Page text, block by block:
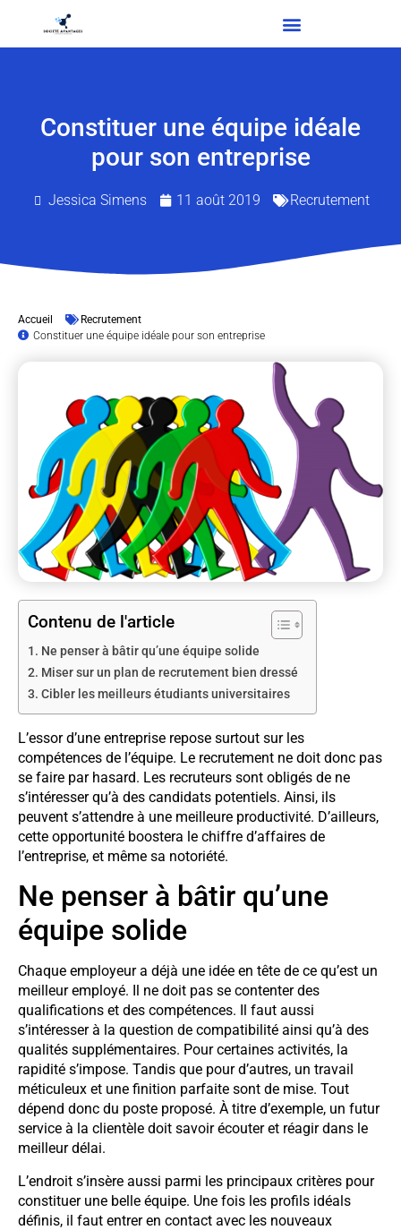
Constituer une équipe idéale
pour son entreprise
Jessica Simens 11 août 2019 Recrutement
Accueil
Recrutement
Constituer une équipe idéale pour son entreprise
Contenu de l'article
Ne penser à bâtir qu’une équipe solide
Miser sur un plan de recrutement bien dressé
Cibler les meilleurs étudiants universitaires
L’essor d’une entreprise repose surtout sur les
compétences de l’équipe. Le recrutement ne doit donc pas
se faire par hasard. Les recruteurs sont obligés de ne
s’intéresser qu’à des candidats potentiels. Ainsi, ils
peuvent s’attendre à une meilleure productivité. D’ailleurs,
cette opportunité boostera le chiffre d’affaires de
l’entreprise, et même sa notoriété.
Ne penser à bâtir qu’une
équipe solide
Chaque employeur a déjà une idée en tête de ce qu’est un
meilleur employé. Il ne doit pas se contenter des
qualifications et des compétences. Il faut aussi
s’intéresser à la question de compatibilité ainsi qu’à des
qualités supplémentaires. Pour certaines activités, la
rapidité s’impose. Tandis que pour d’autres, un travail
méticuleux et une finition parfaite sont de mise. Tout
dépend donc du poste proposé. À titre d’exemple, un futur
service à la clientèle doit savoir écouter et réagir dans le
meilleur délai.
L’endroit s’insère aussi parmi les principaux critères pour
constituer une belle équipe. Une fois les profils idéals
définis, il faut entrer en contact avec les nouveaux